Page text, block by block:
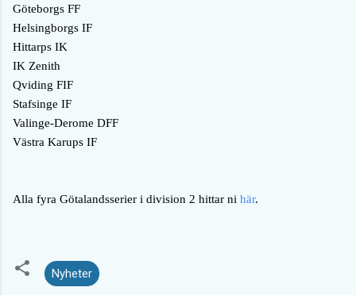
Göteborgs FF
Helsingborgs IF
Hittarps IK
IK Zenith
Qviding FIF
Stafsinge IF
Valinge-Derome DFF
Västra Karups IF
Alla fyra Götalandsserier i division 2 hittar ni här.
Nyheter